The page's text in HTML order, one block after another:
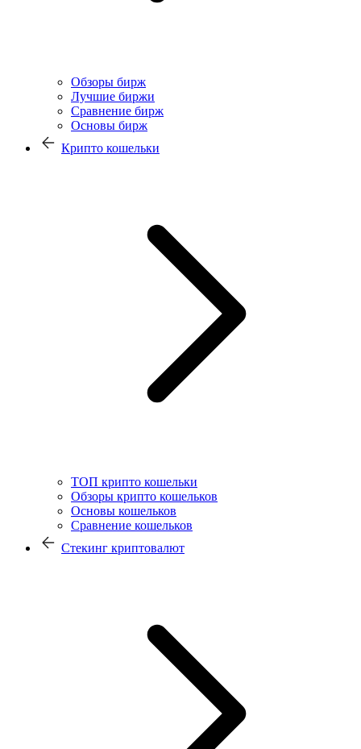
Обзоры бирж
Лучшие биржи
Сравнение бирж
Основы бирж
Крипто кошельки
ТОП крипто кошельки
Обзоры крипто кошельков
Основы кошельков
Сравнение кошельков
Стекинг криптовалют